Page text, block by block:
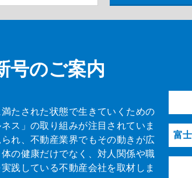
号のご案内
たされた状態で生きていくための
ス」の取り組みが注目されていま
れ、不動産業界でもその動きが広
の健康だけでなく、対人関係や職
践している不動産会社を取材しま
富